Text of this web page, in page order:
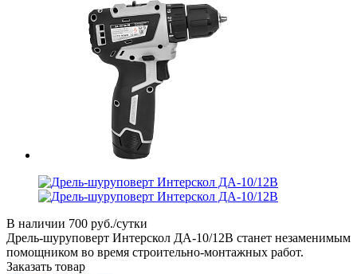
В наличии 700 руб./сутки
Дрель-шуруповерт Интерскол ДА-10/12В станет незаменимым
помощником во время строительно-монтажных работ.
Заказать товар